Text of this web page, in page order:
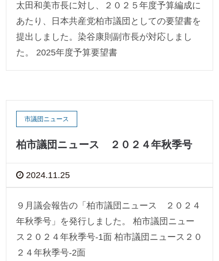
太田和美市長に対し、２０２５年度予算編成に
あたり、日本共産党柏市議団としての要望書を
提出しました。染谷康則副市長が対応しまし
た。 2025年度予算要望書
市議団ニュース
柏市議団ニュース ２０２４年秋季号
2024.11.25
９月議会報告の「柏市議団ニュース ２０２４
年秋季号」を発行しました。 柏市議団ニュー
ス２０２４年秋季号-1面 柏市議団ニュース２０
２４年秋季号-2面